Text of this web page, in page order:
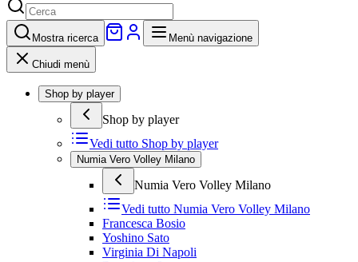
Mostra ricerca Menù navigazione
Chiudi menù
Shop by player
Shop by player
Vedi tutto Shop by player
Numia Vero Volley Milano
Numia Vero Volley Milano
Vedi tutto Numia Vero Volley Milano
Francesca Bosio
Yoshino Sato
Virginia Di Napoli